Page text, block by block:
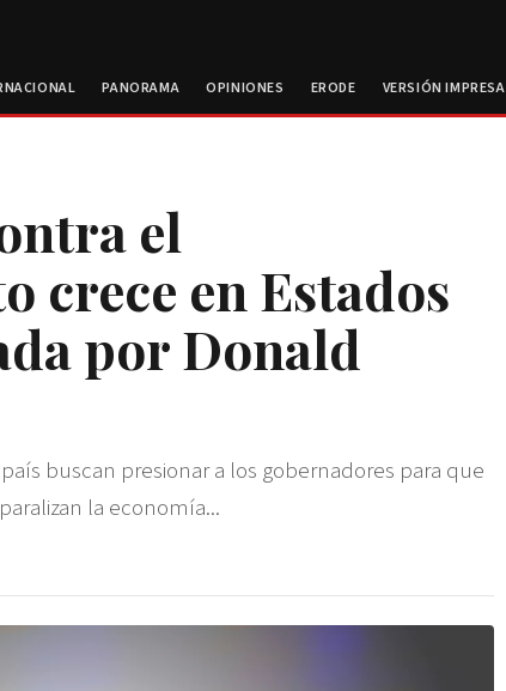
PANORAMA OPINIONES ERODE VERSIÓN IMPRESA
el
crece en Estados
por Donald
buscan presionar a los gobernadores para que
la economía...